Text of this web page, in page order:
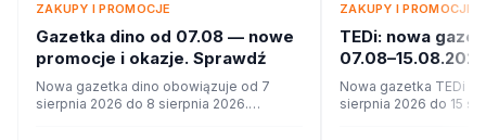
ZAKUPY I PROMOCJE
Gazetka dino od 07.08 — nowe
promocje i okazje. Sprawdź
Nowa gazetka dino obowiązuje od 7
sierpnia 2026 do 8 sierpnia 2026.
ZAKUPY I PROMOCJE
TEDi: nowa
ofercie?
Nowa gazetka TEDi
sierpnia 2026 do 15